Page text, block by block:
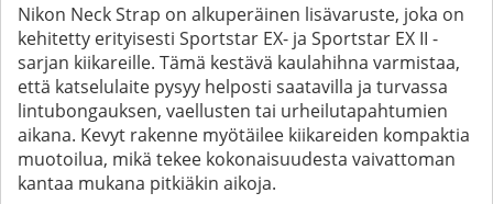
Nikon Neck Strap on alkuperäinen lisävaruste, joka on
kehitetty erityisesti Sportstar EX- ja Sportstar EX II -
sarjan kiikareille. Tämä kestävä kaulahihna varmistaa,
että katselulaite pysyy helposti saatavilla ja turvassa
lintubongauksen, vaellusten tai urheilutapahtumien
aikana. Kevyt rakenne myötäilee kiikareiden kompaktia
muotoilua, mikä tekee kokonaisuudesta vaivattoman
kantaa mukana pitkiäkin aikoja.